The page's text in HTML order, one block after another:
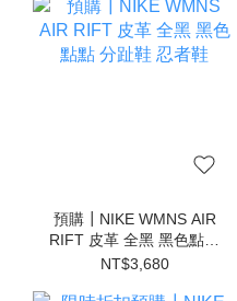
預購┃NIKE WMNS AIR
RIFT 皮革 全黑 黑色點點
分趾鞋 忍者鞋
NT$3,680